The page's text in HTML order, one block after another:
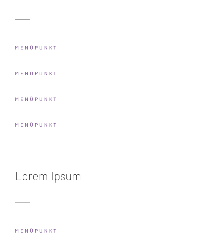
MENÜPUNKT
MENÜPUNKT
MENÜPUNKT
MENÜPUNKT
Lorem Ipsum
MENÜPUNKT